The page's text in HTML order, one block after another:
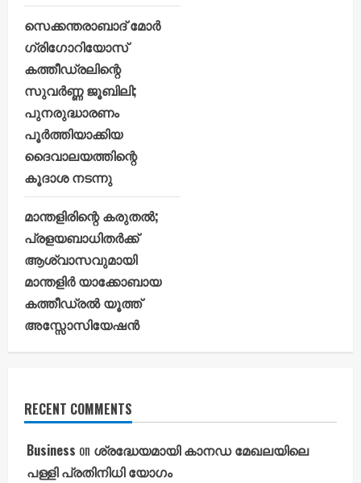
സെക്കന്തരാബാദ് മോർ
ഗ്രിഗോറിയോസ്
കത്തീഡ്രലിന്റെ
സുവർണ്ണ ജൂബിലി;
പുനരുദ്ധാരണം
പൂർത്തിയാക്കിയ
ദൈവാലയത്തിന്റെ
കൂദാശ നടന്നു
മാന്തളിരിന്റെ കരുതൽ;
പ്രളയബാധിതർക്ക്
ആശ്വാസവുമായി
മാന്തളിർ യാക്കോബായ
കത്തീഡ്രൽ യൂത്ത്
അസ്സോസിയേഷൻ
RECENT COMMENTS
Business on ശ്രദ്ധേയമായി കാനഡ മേഖലയിലെ
പള്ളി പ്രതിനിധി യോഗം